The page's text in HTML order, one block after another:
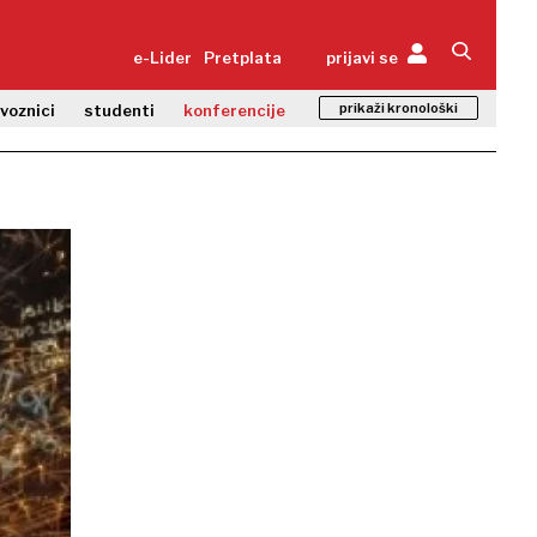
e-Lider Pretplata prijavi se
studenti konferencije prikaži kronološki